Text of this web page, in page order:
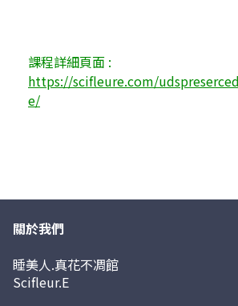
https://scifleure.com/
e/
關於我們
睡美人.真花不凋館
Scifleur.E